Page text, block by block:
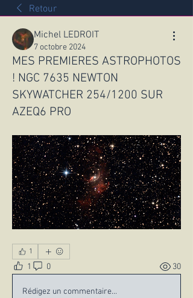
Retour
Michel LEDROIT
7 octobre 2024
MES PREMIERES ASTROPHOTOS
! NGC 7635 NEWTON
SKYWATCHER 254/1200 SUR
AZEQ6 PRO
1
1 0 30
Rédigez un commentaire...